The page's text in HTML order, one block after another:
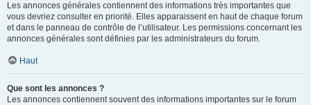
Les annonces générales contiennent des informations très importantes que
vous devriez consulter en priorité. Elles apparaissent en haut de chaque forum
et dans le panneau de contrôle de l’utilisateur. Les permissions concernant les
annonces générales sont définies par les administrateurs du forum.
Haut
Que sont les annonces ?
Les annonces contiennent souvent des informations importantes sur le forum